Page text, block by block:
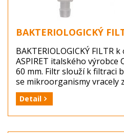
BAKTERIOLOGICKÝ
BAKTERIOLOGICKÝ FILTR
ASPIRET italského výrobce
60 mm. Filtr slouží k filtraci
se mikroorganismy vracely
Bakteriologický filtr je třeba
infekčním pacientovi a
Detail